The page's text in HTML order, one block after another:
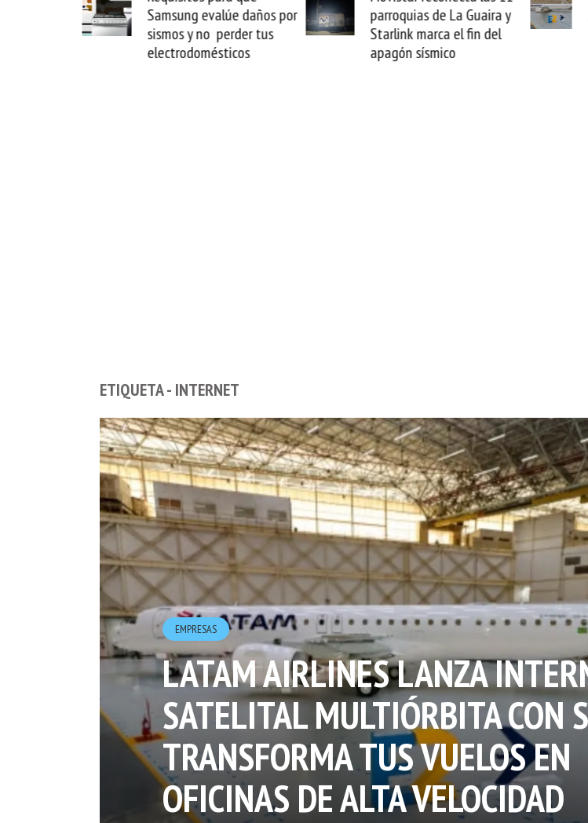
Samsung evalúe daños por
sismos y no perder tus
electrodomésticos
parroquias de La Guaira y
Starlink marca el fin del
apagón sísmico
ETIQUETA - INTERNET
EMPRESAS
LATAM AIRLINES LANZA
SATELITAL MULTIÓRBITA CON
TRANSFORMA TUS VUELOS EN
OFICINAS DE ALTA VELOCIDAD